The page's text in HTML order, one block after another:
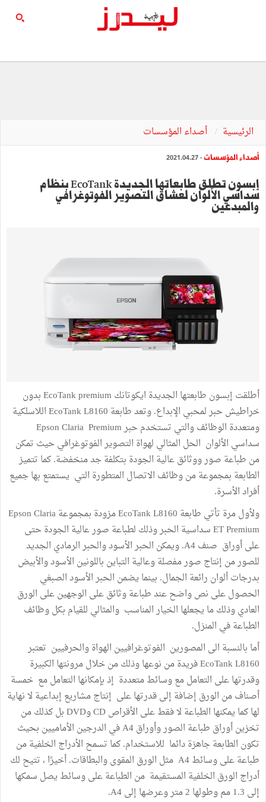
الرئيسية أصداء المؤسسات
أصداء المؤسسات- 2021.04.27
إبسون تطلق طابعاتها الجديدة EcoTank بنظام
سداسي الألوان لعشاق التصوير الفوتوغرافي
والمبدعين
أطلقت إبسون طابعتها الجديدة ايكوتانك EcoTank premium بدون
خراطيش حبر لمحبي الإبداع. وتعد طابعة EcoTank L8160 اللاسلكية
ومتعددة الوظائف والتي تستخدم حبر Epson Claria Premium
سداسي الألوان الحل المثالي لهواة التصوير الفوتوغرافي حيث تمكن
من طباعة صور ووثائق عالية الجودة بتكلفة جد منخفضة. كما تتميز
الطابعة بمجموعة من وظائف الاتصال المتطورة التي يستمتع بها جميع
أفراد الأسرة.
ولأول مرة تأتي طابعة EcoTank L8160 مزودة بمجموعة Epson Claria
ET Premium سداسية الحبر وذلك لطباعة صور عالية الجودة حتى
على أوراق صنف A4. ويمكن الحبر الأسود والحبر الرمادي الجديد
للصور من إنتاج صور مفصلة وعالية التباين باللونين الأسود والأبيض
بدرجات ألوان رائعة الجمال. بينما يضمن الحبر الأسود الصبغي
الحصول على نص واضح عند طباعة وثائق على الوجهين على الورق
العادي وذلك ما يجعلها الخيار المناسب والمثالي للقيام بكل وظائف
الطباعة في المنزل.
أما بالنسبة الى المصورين الفوتوغرافيين الهواة والحرفيين تعتبر
EcoTank L8160 فريدة من نوعها وذلك من خلال مرونتها الكبيرة
وقدرتها على التعامل مع وسائط متعددة إذ بإمكانها التعامل مع خمسة
أصناف من الورق إضافة إلى قدرتها على إنتاج مشاريع إبداعية لا نهاية
لها كما يمكنها الطباعة لا فقط على الأقراص CD وDVD بل كذلك من
تخزين أوراق طباعة الصور وأوراق A4 في الدرجين الأماميين بحيث
تكون الطابعة جاهزة دائما للاستخدام. كما تسمح الأدراج الخلفية من
طباعة على وسائط A4 مثل الورق المقوى والبطاقات. أخيرًا ، تتيح لك
أدراج الورق الخلفية المستقيمة من الطباعة على وسائط يصل سمكها
إلى 1.3 مم وطولها 2 متر وعرضها إلى A4.